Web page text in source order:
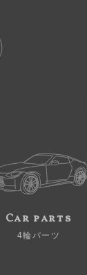
Car parts
4輪パーツ